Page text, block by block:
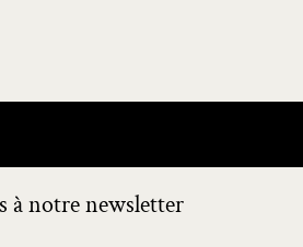
à notre newsletter